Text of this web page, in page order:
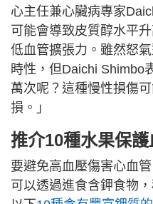
心主任兼心臟病專家
可能會導致皮質醇水平
低血管擴張力。雖然怒
時性，但Daichi Shimbo
萬次呢？這種慢性損傷
損。」
推介10種水果保
要避免高血壓傷害心血
可以透過進食含鉀食物